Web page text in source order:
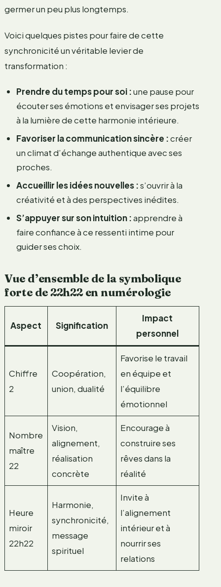
germer un peu plus longtemps.
Voici quelques pistes pour faire de cette
synchronicité un véritable levier de
transformation :
Prendre du temps pour soi :une pause pour
écouter ses émotions et envisager ses projets
à la lumière de cette harmonie intérieure.
Favoriser la communication sincère :créer
un climat d’échange authentique avec ses
proches.
Accueillir les idées nouvelles :s’ouvrir à la
créativité et à des perspectives inédites.
S’appuyer sur son intuition :apprendre à
faire confiance à ce ressenti intime pour
guider ses choix.
Vue d’ensemble de la symbolique
forte de 22h22 en numérologie
Aspect Signification
Impact
personnel
Chiffre
2
Coopération,
union, dualité
Favorise le travail
en équipe et
l’équilibre
émotionnel
Nombre
maître
22
Vision,
alignement,
réalisation
concrète
Encourage à
construire ses
rêves dans la
réalité
Heure
miroir
22h22
Harmonie,
synchronicité,
message
spirituel
Invite à
l’alignement
intérieur et à
nourrir ses
relations